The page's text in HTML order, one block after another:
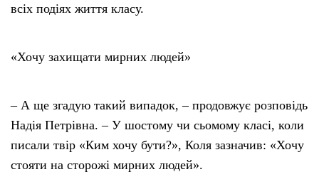
всіх подіях життя класу.
«Хочу захищати мирних людей»
– А ще згадую такий випадок, – продовжує розповідь
Надія Петрівна. – У шостому чи сьомому класі, коли
писали твір «Ким хочу бути?», Коля зазначив: «Хочу
стояти на сторожі мирних людей».